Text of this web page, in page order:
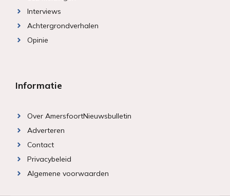
Interviews
Achtergrondverhalen
Opinie
Informatie
Over AmersfoortNieuwsbulletin
Adverteren
Contact
Privacybeleid
Algemene voorwaarden